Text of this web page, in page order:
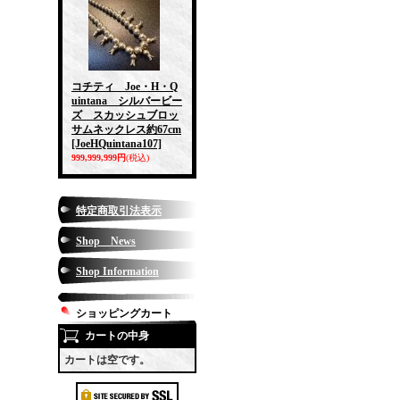
コチティ Joe・H・Q
uintana シルバービー
ズ スカッシュブロッ
サムネックレス約67cm
[JoeHQuintana107]
999,999,999円(税込)
特定商取引法表示
Shop News
Shop Information
ショッピングカート
カートの中身
カートは空です。